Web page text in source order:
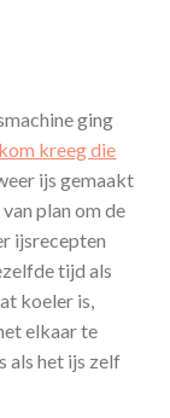
ging
kreeg die
ijs gemaakt
plan om de
ijsrecepten
tijd als
koeler is,
elkaar te
als het ijs zelf